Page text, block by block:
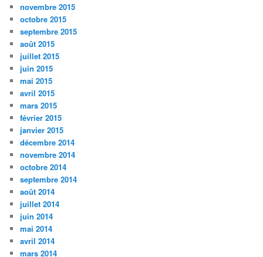
novembre 2015
octobre 2015
septembre 2015
août 2015
juillet 2015
juin 2015
mai 2015
avril 2015
mars 2015
février 2015
janvier 2015
décembre 2014
novembre 2014
octobre 2014
septembre 2014
août 2014
juillet 2014
juin 2014
mai 2014
avril 2014
mars 2014